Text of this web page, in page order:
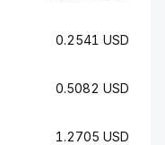
0.2541 USD
0.5082 USD
1.2705 USD